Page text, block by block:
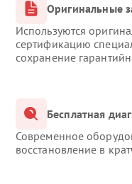
Оригинальные
Используются
сертификацию
сохранение
Бесплатная
Современное
восстановление в